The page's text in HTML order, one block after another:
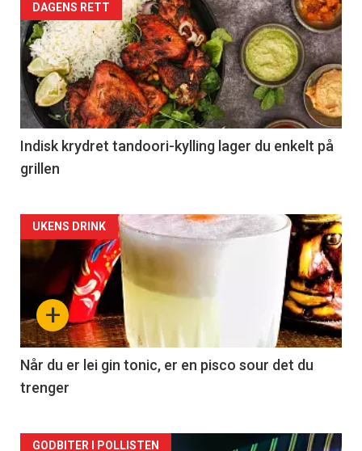
DAGENS RETT
Indisk krydret tandoori-kylling lager du enkelt på
grillen
Forsiden
akkurat
nå
-
2
+
UKENS DRINK
Når du er lei gin tonic, er en pisco sour det du
trenger
GODBITER I POLLISTEN